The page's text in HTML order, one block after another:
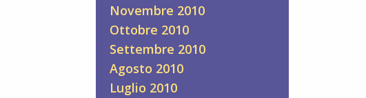
Novembre 2010
Ottobre 2010
Settembre 2010
Agosto 2010
Luglio 2010